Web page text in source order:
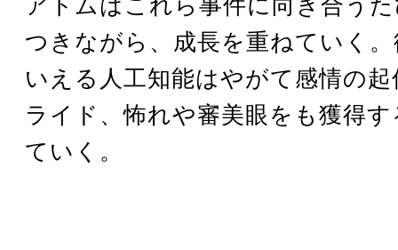
つきながら、成長を重ねていく
いえる人工知能はやがて感情の
ライド、怖れや審美眼をも獲得
ていく。